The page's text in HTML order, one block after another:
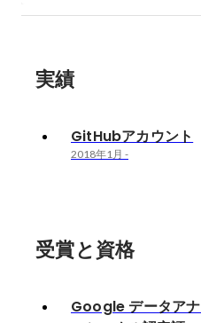
実績
GitHubアカウント
2018年1月 -
受賞と資格
Google データア